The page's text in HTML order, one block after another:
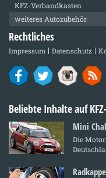
KFZ-Verbandkasten
weiteres Autozubehör
Rechtliches
Impressum Datenschutz
Beliebte Inhalte auf
Mini
Die